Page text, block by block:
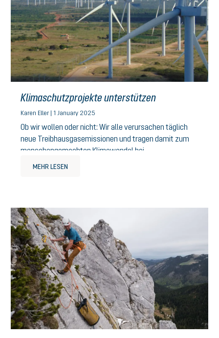
Klimaschutzprojekte unterstützen
Karen Eller | 1 January 2025
Ob wir wollen oder nicht: Wir alle verursachen täglich
neue Treibhausgasemissionen und tragen damit zum
menschengemachten Klimawandel bei.
MEHR LESEN